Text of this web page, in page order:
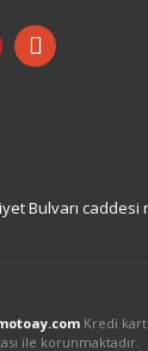
Bulvarı caddesi
Kredi
ile korunmaktadır.